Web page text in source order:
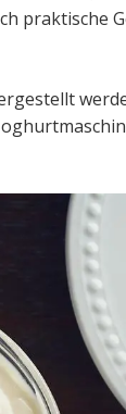
praktische